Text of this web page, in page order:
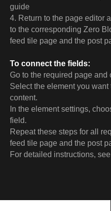
guide
4. Return to the page editor
to the corresponding Zero
feed tile page and the post
To connect the fields:
Go to the required page and
Select the element you want
content.
In the element settings,
field.
Repeat these steps for all
feed tile page and the post
For detailed instructions,